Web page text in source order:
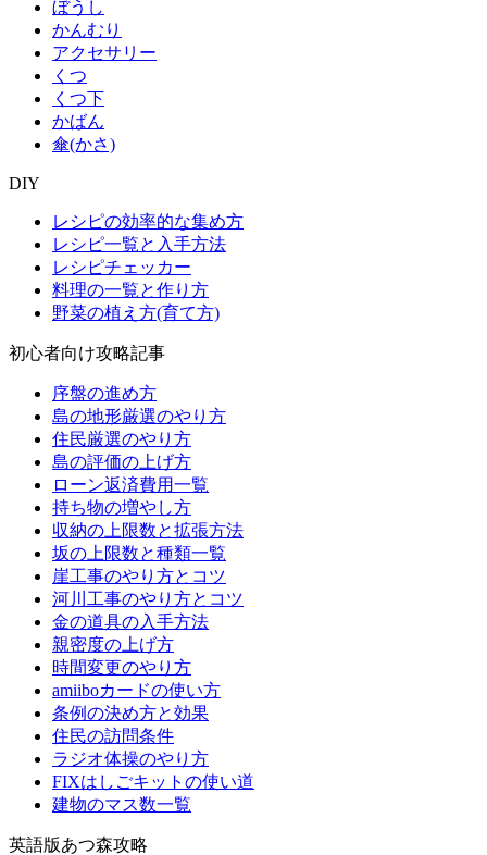
ぼうし
かんむり
アクセサリー
くつ
くつ下
かばん
傘(かさ)
DIY
レシピの効率的な集め方
レシピ一覧と入手方法
レシピチェッカー
料理の一覧と作り方
野菜の植え方(育て方)
初心者向け攻略記事
序盤の進め方
島の地形厳選のやり方
住民厳選のやり方
島の評価の上げ方
ローン返済費用一覧
持ち物の増やし方
収納の上限数と拡張方法
坂の上限数と種類一覧
崖工事のやり方とコツ
河川工事のやり方とコツ
金の道具の入手方法
親密度の上げ方
時間変更のやり方
amiiboカードの使い方
条例の決め方と効果
住民の訪問条件
ラジオ体操のやり方
FIXはしごキットの使い道
建物のマス数一覧
英語版あつ森攻略